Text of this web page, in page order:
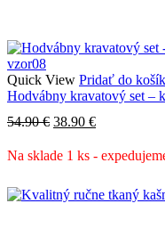
Quick View Pridať do
Hodvábny kravatový set –
54.90€ Pôvodná
bola:
38.90 €Aktuálna
je:
Na sklade 1 ks -